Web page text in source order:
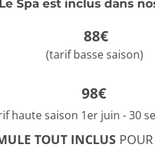
Le Spa est inclus dans
88€
(tarif basse saison)
98€
haute saison 1er juin - 30
TOUT INCLUS